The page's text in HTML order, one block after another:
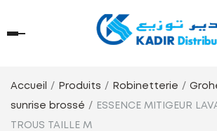
Accueil Produits Robinetterie
sunrise brossé ESSENCE MITIGEUR
TROUS TAILLE M